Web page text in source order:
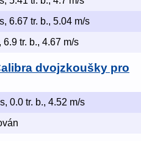
6.67 tr. b., 5.04 m/s
6.9 tr. b., 4.67 m/s
dvojzkoušky pro
0.0 tr. b., 4.52 m/s